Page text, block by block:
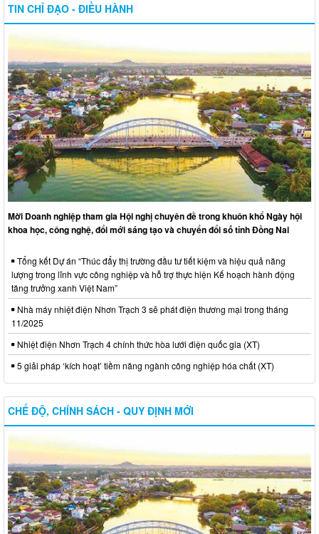
TIN CHỈ ĐẠO - ĐIỀU HÀNH
Mời Doanh nghiệp tham gia Hội nghị chuyên đề trong khuôn khổ Ngày hội
khoa học, công nghệ, đổi mới sáng tạo và chuyển đổi số tỉnh Đồng Nai
Tổng kết Dự án “Thúc đẩy thị trường đầu tư tiết kiệm và hiệu quả năng
lượng trong lĩnh vực công nghiệp và hỗ trợ thực hiện Kế hoạch hành động
tăng trưởng xanh Việt Nam”
Nhà máy nhiệt điện Nhơn Trạch 3 sẽ phát điện thương mại trong tháng
11/2025
Nhiệt điện Nhơn Trạch 4 chính thức hòa lưới điện quốc gia (XT)
5 giải pháp ‘kích hoạt’ tiềm năng ngành công nghiệp hóa chất (XT)
CHẾ ĐỘ, CHÍNH SÁCH - QUY ĐỊNH MỚI